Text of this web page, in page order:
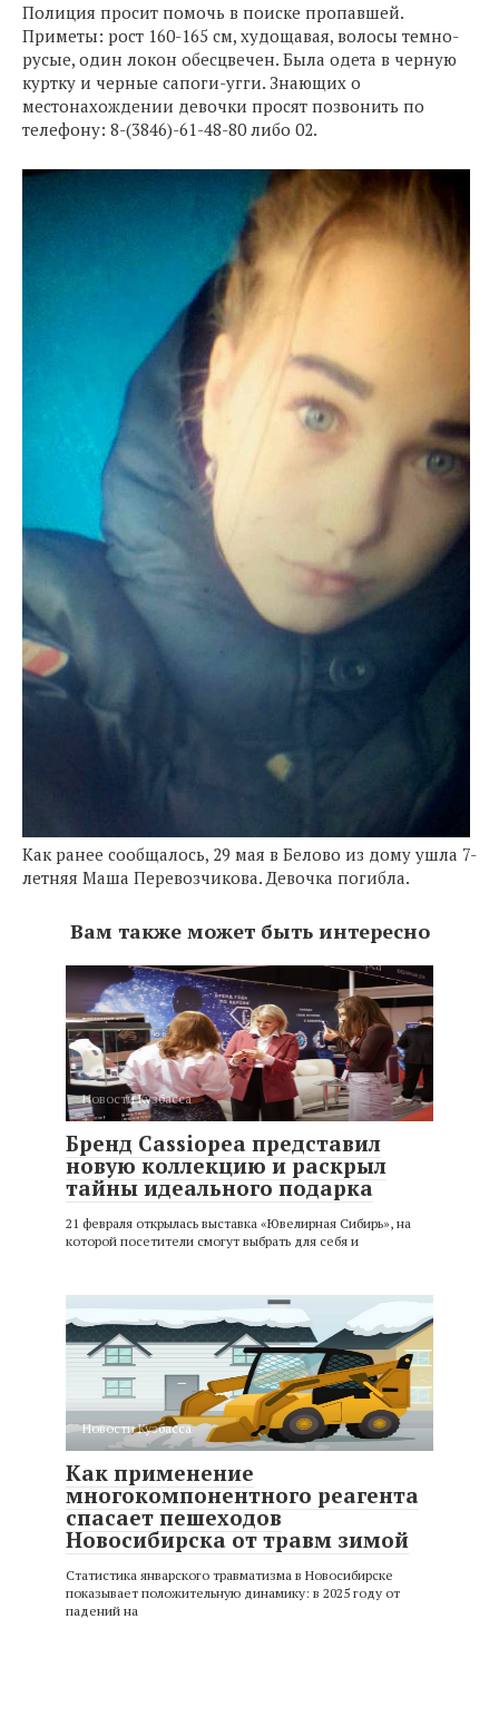
Полиция просит помочь в поиске пропавшей.
Приметы: рост 160-165 см, худощавая, волосы темно-
русые, один локон обесцвечен. Была одета в черную
куртку и черные сапоги-угги. Знающих о
местонахождении девочки просят позвонить по
телефону: 8-(3846)-61-48-80 либо 02.
Как ранее сообщалось, 29 мая в Белово из дому ушла 7-
летняя Маша Перевозчикова. Девочка погибла.
Вам также может быть интересно
Новости Кузбасса
Бренд Cassiopea представил
новую коллекцию и раскрыл
тайны идеального подарка
21 февраля открылась выставка «Ювелирная Сибирь», на
которой посетители смогут выбрать для себя и
Новости Кузбасса
Как применение
многокомпонентного реагента
спасает пешеходов
Новосибирска от травм зимой
Статистика январского травматизма в Новосибирске
показывает положительную динамику: в 2025 году от
падений на